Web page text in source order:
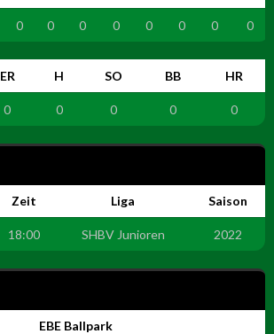
0 0 0 0 0 0 0 0
ER H SO BB HR
0 0 0 0 0
Zeit Liga Saison
18:00 SHBV Junioren 2022
EBE Ballpark